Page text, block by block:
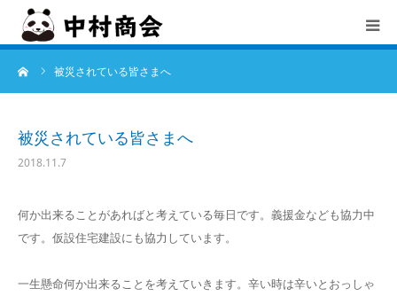
被災されている皆さまへ
被災されている皆さまへ
2018.11.7
何か出来ることがあればと考えている毎日です。義援金なども協力中
です。仮設住宅建設にも協力しています。
一生懸命何か出来ることを考えていきます。辛い時は辛いとおっしゃ
TOP
お知らせ